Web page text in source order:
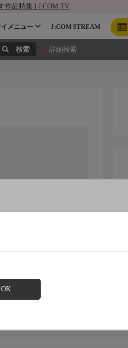
作品特集 | J:COM TV
イメニュー J:COM STREAM
詳細検索
OK